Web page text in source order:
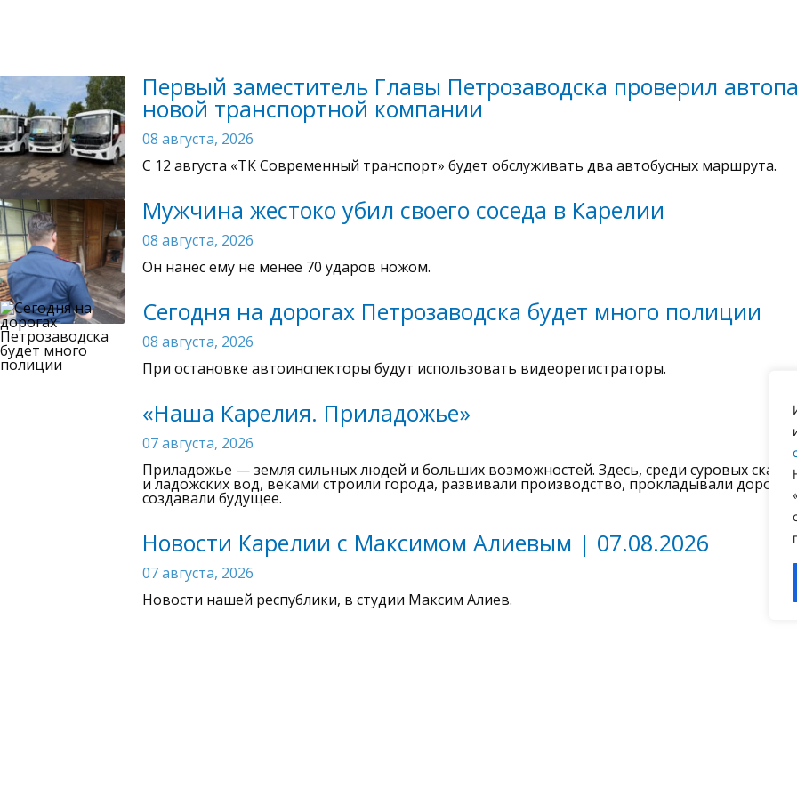
Первый заместитель Главы Петрозаводска проверил
новой транспортной компании
08 августа, 2026
C 12 августа «ТК Современный транспорт» будет обслуживать два автобусных маршрута.
Мужчина жестоко убил своего соседа в Карелии
08 августа, 2026
Он нанес ему не менее 70 ударов ножом.
Сегодня на дорогах Петрозаводска будет много полиции
08 августа, 2026
При остановке автоинспекторы будут использовать видеорегистраторы.
«Наша Карелия. Приладожье»
07 августа, 2026
Приладожье — земля сильных людей и больших возможностей. Здесь, среди суровых скал,
и ладожских вод, веками строили города, развивали производство, прокладывали дороги
создавали будущее.
Новости Карелии с Максимом Алиевым | 07.08.2026
07 августа, 2026
Новости нашей республики, в студии Максим Алиев.